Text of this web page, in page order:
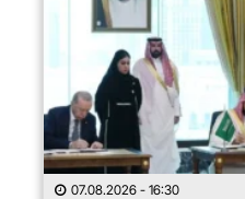
07.08.2026 - 16:30